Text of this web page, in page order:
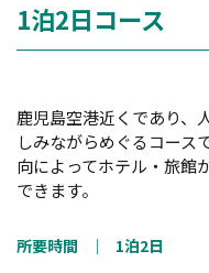
1泊2日コース
鹿児島空港近くであり、
しみながらめぐるコース
向によってホテル・旅館
できます。
所要時間 ｜
1泊2日